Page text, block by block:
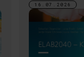
16.07.2026